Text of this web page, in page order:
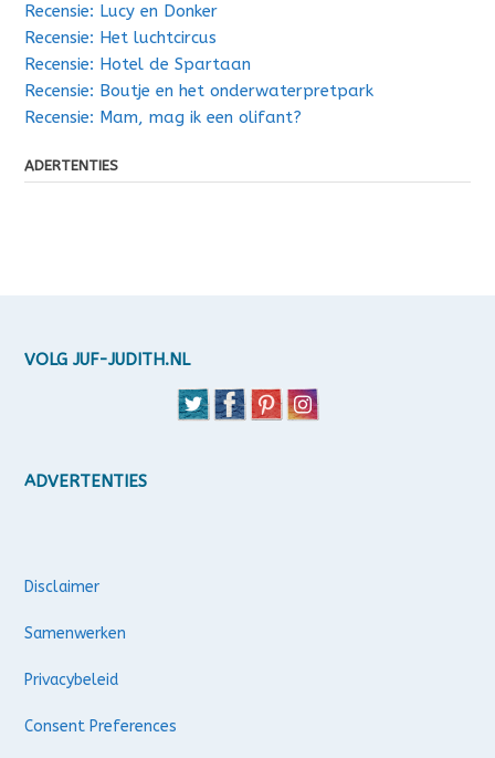
Recensie: Lucy en Donker
Recensie: Het luchtcircus
Recensie: Hotel de Spartaan
Recensie: Boutje en het onderwaterpretpark
Recensie: Mam, mag ik een olifant?
ADERTENTIES
VOLG JUF-JUDITH.NL
ADVERTENTIES
Disclaimer
Samenwerken
Privacybeleid
Consent Preferences